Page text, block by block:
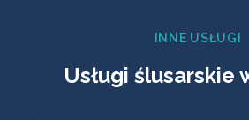
INNE USŁUGI
Usługi ślusarskie